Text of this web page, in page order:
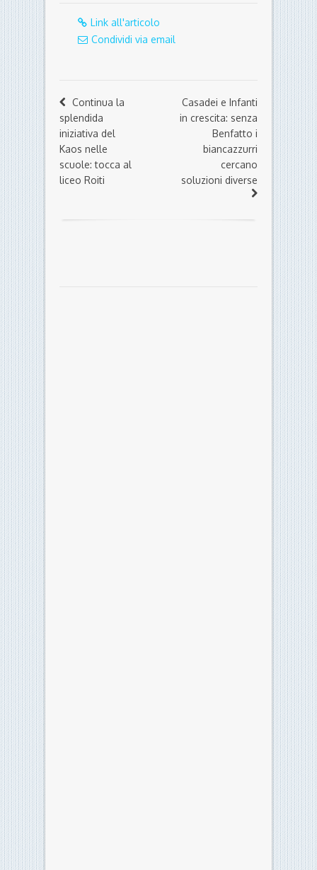
Link all'articolo
Condividi via email
Continua la
splendida
iniziativa del
Kaos nelle
scuole: tocca al
liceo Roiti
Casadei e Infanti
in crescita: senza
Benfatto i
biancazzurri
cercano
soluzioni diverse